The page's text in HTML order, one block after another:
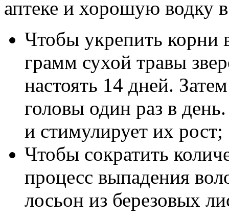
аптеке и хорошую водку
Чтобы укрепить корни
грамм сухой травы
настоять 14 дней.
головы один раз в
и стимулирует их рост;
Чтобы сократить
процесс выпадения
лосьон из березовых